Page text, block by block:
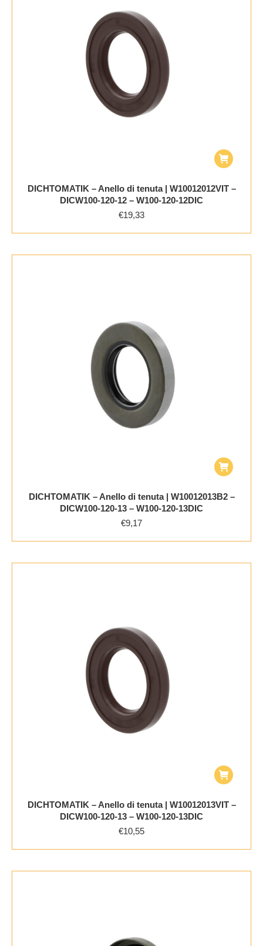
DICHTOMATIK – Anello di tenuta | W10012012VIT –
DICW100-120-12 – W100-120-12DIC
€19,33
DICHTOMATIK – Anello di tenuta | W10012013B2 –
DICW100-120-13 – W100-120-13DIC
€9,17
DICHTOMATIK – Anello di tenuta | W10012013VIT –
DICW100-120-13 – W100-120-13DIC
€10,55